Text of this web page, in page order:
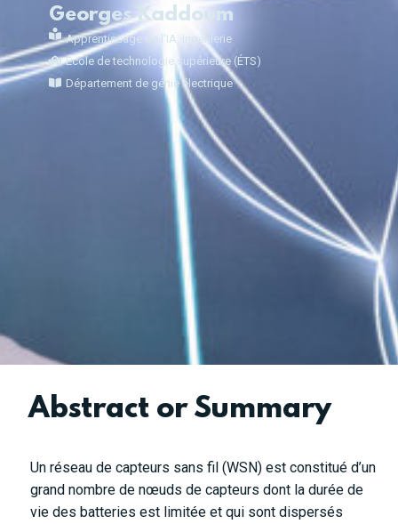
Georges Kaddoum
Apprentissage de l'IA, Ingénierie
École de technologie supérieure (ÉTS)
Département de génie électrique
Abstract or Summary
Un réseau de capteurs sans fil (WSN) est constitué d’un
grand nombre de nœuds de capteurs dont la durée de
vie des batteries est limitée et qui sont dispersés